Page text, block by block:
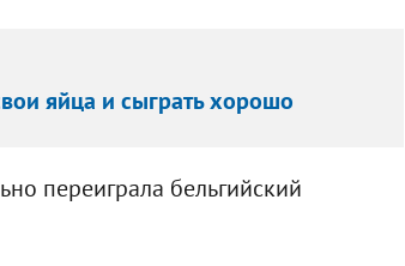
яйца и сыграть хорошо
переиграла бельгийский